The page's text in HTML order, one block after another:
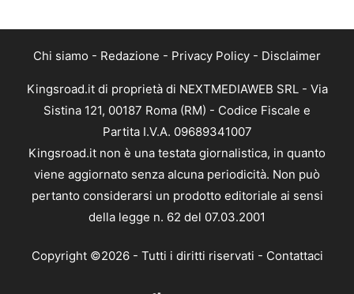
Chi siamo - Redazione - Privacy Policy - Disclaimer
Kingsroad.it di proprietà di NEXTMEDIAWEB SRL - Via
Sistina 121, 00187 Roma (RM) - Codice Fiscale e
Partita I.V.A. 09689341007
Kingsroad.it non è una testata giornalistica, in quanto
viene aggiornato senza alcuna periodicità. Non può
pertanto considerarsi un prodotto editoriale ai sensi
della legge n. 62 del 07.03.2001
Copyright ©2026 - Tutti i diritti riservati - Contattaci